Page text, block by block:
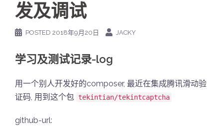
发及调试
POSTED 2018年9月20日 JACKY
学习及测试记录-log
用一个别人开发好的composer, 最近在集成腾讯滑动验
证码, 用到这个包 tekintian/tekintcaptcha
github-url: